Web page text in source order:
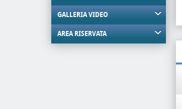
GALLERIA VIDEO
AREA RISERVATA